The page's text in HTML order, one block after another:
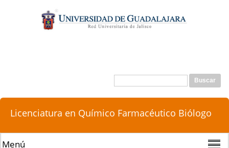
contenido
principal
Formulario de búsqueda
Buscar
Licenciatura en Químico Farmacéutico Biólogo